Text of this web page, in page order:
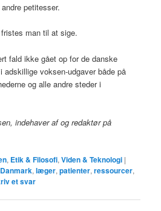
petitesser.
man til at sige.
fald ikke gået op for de danske
adskillige voksen-udgaver både på
og alle andre steder i
indehaver af og redaktør på
, Etik & Filosofi,Viden & Teknologi |
Danmark,læger,patienter,ressourcer,
et svar